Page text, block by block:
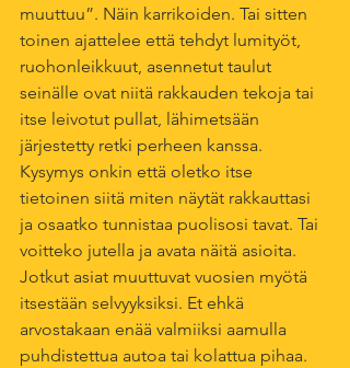
muuttuu”. Näin karrikoiden. Tai sitten
toinen ajattelee että tehdyt lumityöt,
ruohonleikkuut, asennetut taulut
seinälle ovat niitä rakkauden tekoja tai
itse leivotut pullat, lähimetsään
järjestetty retki perheen kanssa.
Kysymys onkin että oletko itse
tietoinen siitä miten näytät rakkauttasi
ja osaatko tunnistaa puolisosi tavat. Tai
voitteko jutella ja avata näitä asioita.
Jotkut asiat muuttuvat vuosien myötä
itsestään selvyyksiksi. Et ehkä
arvostakaan enää valmiiksi aamulla
puhdistettua autoa tai kolattua pihaa.